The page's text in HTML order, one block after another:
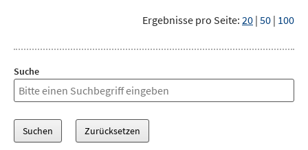
Ergebnisse pro Seite: 20 | 50 | 100
Suche